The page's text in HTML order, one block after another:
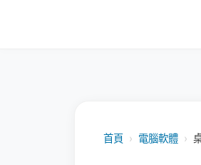
首頁 › 電腦軟體 ›